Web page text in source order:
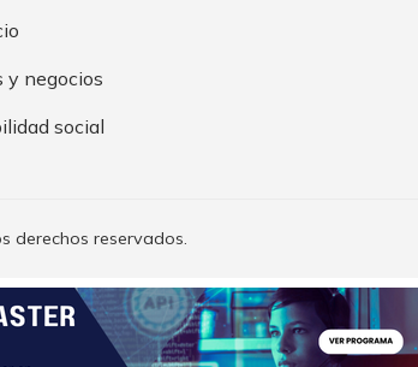
y negocios
social
derechos reservados.